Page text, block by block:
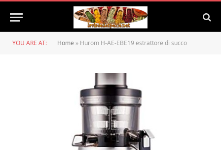
YOU ARE AT: Home » Hurom H-AE-EBE19 estrattore di succo